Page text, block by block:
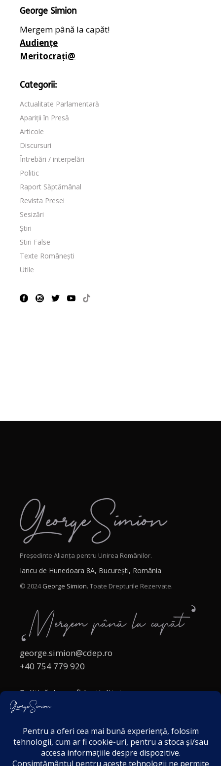
George Simion
Mergem până la capăt!
Audiențe
Meritocrați@
Categorii:
Actualitate Parlamentară
Apariții în Presă
Articole
Discursuri
Întrebări / interpelări
Politic
Raport Săptămânal
Revista Presei
Sesizări
Știri
Stiri False
Texte Românești
Utile
Președinte Alianța pentru Unirea Românilor.
Iancu de Hunedoara 8A, București, România
© 2024George Simion. Toate Drepturile Rezervate.
george.simion@cdep.ro
+40 754 779 920
Politică de confidențialitate
Politica cookies
Acordul de markting
Disclaimer